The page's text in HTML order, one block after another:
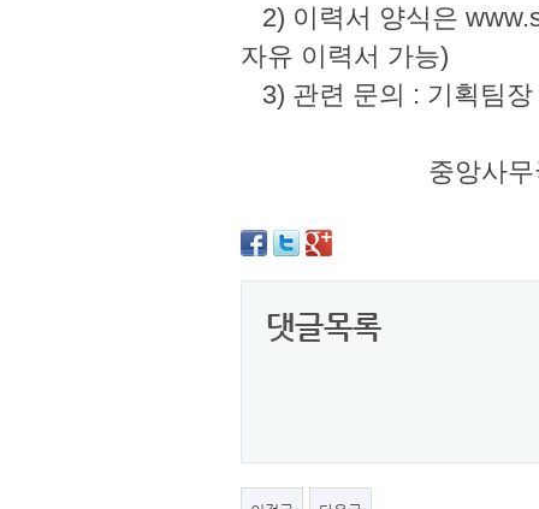
2) 이력서 양식은
자유 이력서 가
3) 관련 문의 : 기획팀
중앙사무국장 송은
댓글목록